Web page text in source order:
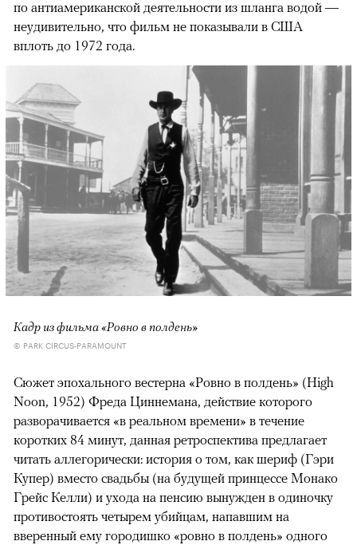
по антиамериканской деятельности из шланга водой —
неудивительно, что фильм не показывали в США
вплоть до 1972 года.
Кадр из фильма «Ровно в полдень»
© PARK CIRCUS-PARAMOUNT
Сюжет эпохального вестерна «Ровно в полдень» (High
Noon, 1952) Фреда Циннемана, действие которого
разворачивается «в реальном времени» в течение
коротких 84 минут, данная ретроспектива предлагает
читать аллегорически: история о том, как шериф (Гэри
Купер) вместо свадьбы (на будущей принцессе Монако
Грейс Келли) и ухода на пенсию вынужден в одиночку
противостоять четырем убийцам, напавшим на
вверенный ему городишко «ровно в полдень» одного